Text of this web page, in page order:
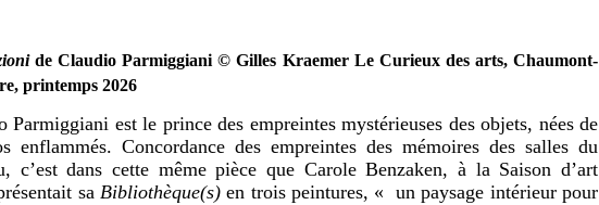
de Claudio Parmiggiani © Gilles Kraemer Le Curieux des arts, Chaumont-
printemps 2026
Parmiggiani est le prince des empreintes mystérieuses des objets, nées de
enflammés. Concordance des empreintes des mémoires des salles du
c’est dans cette même pièce que Carole Benzaken, à la Saison d’art
sa Bibliothèque(s)en trois peintures, « un paysage intérieur pour